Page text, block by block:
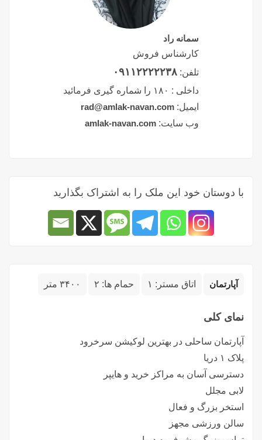
آپارتمان اتاق مستر: ۱ حمام ها: ۲ ۳۴۰۰ متر
نمای کلی
آپارتمان ساحلی در بهترین لوکیشن سرخرود
پلاک ۱ دریا
دسترسی آسان به مراکز خرید و هایپر
لابی مجلل
استخر بزرگ و فعال
سالن ورزشی مجهز
سمانه راد
کارشناس فروش
تلفن: ۰۹۱۱۲۲۲۲۲۳۸
داخلی : ۱۸۰ را شماره گیری فرمائید
ایمیل: rad@amlak-navan.com
وب سایت: amlak-navan.com
با دوستان خود این ملک را به اشتراک بگذارید